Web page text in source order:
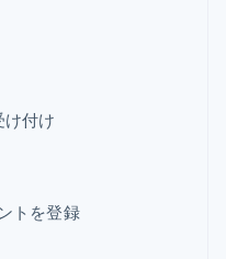
付け
トを登録